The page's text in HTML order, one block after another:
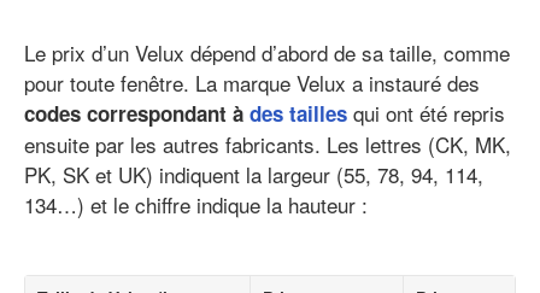
Le prix d’un Velux dépend d’abord de sa taille, comme
pour toute fenêtre. La marque Velux a instauré des
codes correspondant à des tailles qui ont été repris
ensuite par les autres fabricants. Les lettres (CK, MK,
PK, SK et UK) indiquent la largeur (55, 78, 94, 114,
134…) et le chiffre indique la hauteur :